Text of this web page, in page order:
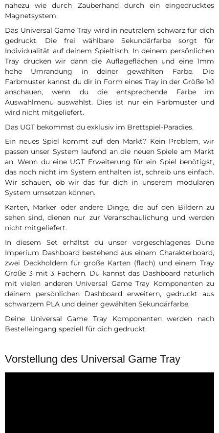
nahezu wie durch Zauberhand durch ein eingedrucktes
Magnetsystem.
Das Universal Game Tray wird in neutralem schwarz für dich
gedruckt. Die frei wählbare Sekundärfarbe sorgt für
Individualität auf deinem Spieltisch. In deinem persönlichen
Tray drucken wir dann die Auflageflächen und eine 1mm
hohe Umrandung in deiner gewählten Farbe. Die
Farbmuster kannst du dir in Form eines Tray in der Größe 1x1
anschauen, wenn du die entsprechende Farbe im
Auswahlmenü auswählst. Dies ist nur ein Farbmuster und
wird nicht mitgeliefert.
Das UGT bekommst du exklusiv im Brettspiel-Paradies.
Ein neues Spiel kommt auf den Markt? Kein Problem, wir
passen unser System laufend an die neuen Spiele am Markt
an. Wenn du eine UGT Erweiterung für ein Spiel benötigst,
das noch nicht im System enthalten ist, schreib uns einfach.
Wir schauen, ob wir das für dich in unserem modularen
System umsetzen können.
Karten, Marker oder andere Dinge, die auf den Bildern zu
sehen sind, dienen nur zur Veranschaulichung und werden
nicht mitgeliefert.
In diesem Set erhältst du unser vorgeschlagenes Dune
Imperium Dashboard bestehend aus einem Charakterboard,
zwei Deckholdern für große Karten (flach) und einem Tray
Größe 3 mit 3 Fächern. Du kannst das Dashboard natürlich
mit vielen anderen Universal Game Tray Komponenten zu
deinem persönlichen Dashboard erweitern, gedruckt aus
schwarzem PLA und deiner gewählten Sekundärfarbe.
Deine Universal Game Tray Komponenten werden nach
Bestelleingang speziell für dich gedruckt.
Vorstellung des Universal Game Tray